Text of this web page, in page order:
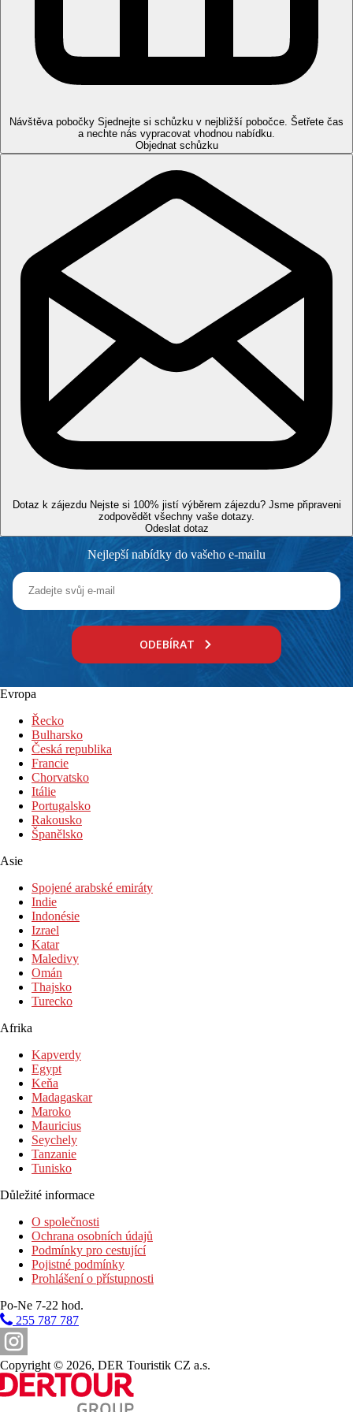
Sportovní nabídka
Brouzdaliště, dětská postýlka za poplatek (na vyžádání).
: WiFi v lobby.
Oficiální kategorie
3 hvězdičky
Poznámka
Rozsah a kvalita výše uvedených služeb a aktivit může být
ovlivněna zavedením případných hygienických či
protiepidemických opatření v dané destinaci.
Vzdálenosti
400 m
Vzdálenost k pláži
Aquapark
24 km
Vzdálenost od nejbližšího letiště
Pláž
Lehátka na pláži za poplatek
Slunečníky na pláži za poplatek
Plážová dovolená
Lehátka a slunečníky u bazénu zdarma
Bar u bazénu
Fotogalerie
Návštěva pobočky Sjednejte si schůzku v nejbližší pobočce. Šetřete čas
a nechte nás vypracovat vhodnou nabídku.
Objednat schůzku
Dotaz k zájezdu Nejste si 100% jistí výběrem zájezdu? Jsme připraveni
zodpovědět všechny vaše dotazy.
Odeslat dotaz
Nejlepší nabídky do vašeho e-mailu
ODEBÍRAT
Evropa
Řecko
Bulharsko
Česká republika
Francie
Chorvatsko
Itálie
Portugalsko
Rakousko
Španělsko
Asie
Spojené arabské emiráty
Indie
Indonésie
Izrael
Katar
Maledivy
Omán
Thajsko
Turecko
Afrika
Kapverdy
Egypt
Keňa
Madagaskar
Maroko
Mauricius
Seychely
Tanzanie
Tunisko
Důležité informace
O společnosti
Ochrana osobních údajů
Podmínky pro cestující
Pojistné podmínky
Prohlášení o přístupnosti
Po-Ne 7-22 hod.
255 787 787
Copyright © 2026, DER Touristik CZ a.s.